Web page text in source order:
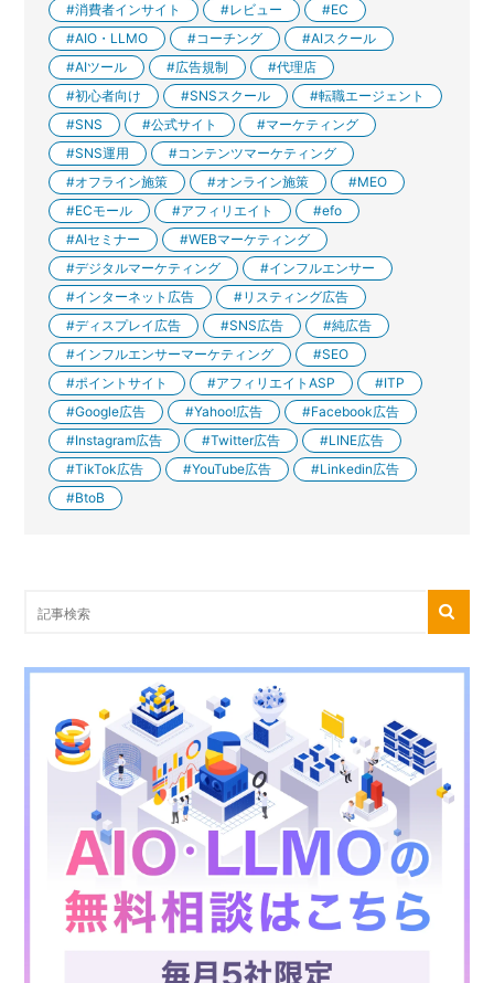
消費者インサイト
レビュー
EC
AIO・LLMO
コーチング
AIスクール
AIツール
広告規制
代理店
初心者向け
SNSスクール
転職エージェント
SNS
公式サイト
マーケティング
SNS運用
コンテンツマーケティング
オフライン施策
オンライン施策
MEO
ECモール
アフィリエイト
efo
AIセミナー
WEBマーケティング
デジタルマーケティング
インフルエンサー
インターネット広告
リスティング広告
ディスプレイ広告
SNS広告
純広告
インフルエンサーマーケティング
SEO
ポイントサイト
アフィリエイトASP
ITP
Google広告
Yahoo!広告
Facebook広告
Instagram広告
Twitter広告
LINE広告
TikTok広告
YouTube広告
Linkedin広告
BtoB